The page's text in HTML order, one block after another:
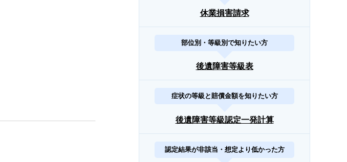
休業損害請求
部位別・等級別で知りたい方
後遺障害等級表
症状の等級と賠償金額を知りたい方
後遺障害等級認定一発計算
認定結果が非該当・想定より低かった方